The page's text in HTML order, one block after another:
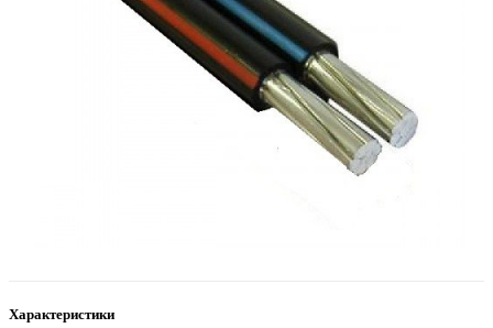
Характеристики